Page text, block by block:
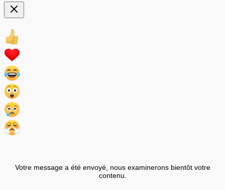
Votre message a été envoyé, nous examinerons bientôt votre
contenu.